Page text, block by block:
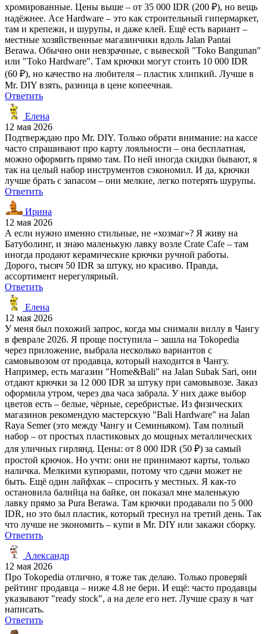
хромированные. Цены выше – от 35 000 IDR (200 ₽), но вещь
надёжнее. Ace Hardware – это как строительный гипермаркет,
там и крепежи, и шурупы, и даже клей. Ещё есть вариант –
местные хозяйственные магазинчики вдоль Jalan Pantai
Berawa. Обычно они невзрачные, с вывеской "Toko Bangunan"
или "Toko Hardware". Там крючки могут стоить 10 000 IDR
(60 ₽), но качество на любителя – пластик хлипкий. Лучше в
Mr. DIY взять, разница в цене копеечная.
Ответить
Елена
12 мая 2026
Подтверждаю про Mr. DIY. Только обрати внимание: на кассе
часто спрашивают про карту лояльности – она бесплатная,
можно оформить прямо там. По ней иногда скидки бывают, я
так на целый набор инструментов сэкономил. И да, крючки
лучше брать с запасом – они мелкие, легко потерять шурупы.
Ответить
Ирина
12 мая 2026
А если нужно именно стильные, не «хозмаг»? Я живу на
Батуболинг, и знаю маленькую лавку возле Crate Cafe – там
иногда продают керамические крючки ручной работы.
Дорого, тысяч 50 IDR за штуку, но красиво. Правда,
ассортимент нерегулярный.
Ответить
Елена
12 мая 2026
У меня был похожий запрос, когда мы снимали виллу в Чангу
в феврале 2026. Я проще поступила – зашла на Tokopedia
через приложение, выбрала несколько вариантов с
самовывозом от продавца, который находится в Чангу.
Например, есть магазин "Home&Bali" на Jalan Subak Sari, они
отдают крючки за 12 000 IDR за штуку при самовывозе. Заказ
оформила утром, через два часа забрала. У них даже выбор
цветов есть – белые, чёрные, серебристые. Из физических
магазинов рекомендую мастерскую "Bali Hardware" на Jalan
Raya Semer (это между Чангу и Семиньяком). Там полный
набор – от простых пластиковых до мощных металлических
для уличных гирлянд. Цены: от 8 000 IDR (50 ₽) за самый
простой крючок. Но учти: они не принимают карты, только
наличка. Мелкими купюрами, потому что сдачи может не
быть. Ещё один лайфхак – спросить у местных. Я как-то
остановила балийца на байке, он показал мне маленькую
лавку прямо за Pura Berawa. Там крючки продавали по 5 000
IDR, но это был пластик, который треснул на третий день. Так
что лучше не экономить – купи в Mr. DIY или закажи сборку.
Ответить
Александр
12 мая 2026
Про Tokopedia отлично, я тоже так делаю. Только проверяй
рейтинг продавца – ниже 4.8 не бери. И ещё: часто продавцы
указывают "ready stock", а на деле его нет. Лучше сразу в чат
написать.
Ответить